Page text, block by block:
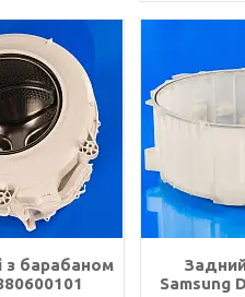
з барабаном
Samsung